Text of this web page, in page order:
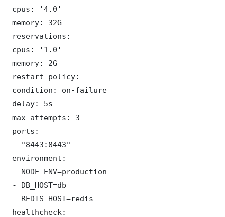
cpus: '4.0'
memory: 32G
reservations:
cpus: '1.0'
memory: 2G
restart_policy:
condition: on-failure
delay: 5s
max_attempts: 3
ports:
- "8443:8443"
environment:
- NODE_ENV=production
- DB_HOST=db
- REDIS_HOST=redis
healthcheck: